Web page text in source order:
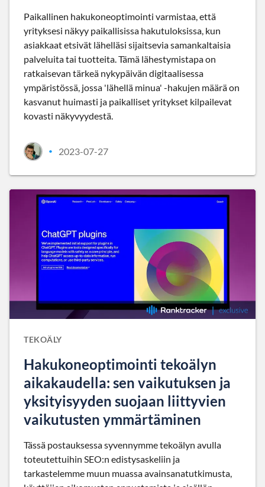
Paikallinen hakukoneoptimointi varmistaa, että
yrityksesi näkyy paikallisissa hakutuloksissa, kun
asiakkaat etsivät lähelläsi sijaitsevia samankaltaisia
palveluita tai tuotteita. Tämä lähestymistapa on
ratkaisevan tärkeä nykypäivän digitaalisessa
ympäristössä, jossa 'lähellä minua' -hakujen määrä on
kasvanut huimasti ja paikalliset yritykset kilpailevat
kovasti näkyvyydestä.
• 2023-07-27
TEKOÄLY
Hakukoneoptimointi tekoälyn
aikakaudella: sen vaikutuksen ja
yksityisyyden suojaan liittyvien
vaikutusten ymmärtäminen
Tässä postauksessa syvennymme tekoälyn avulla
toteutettuihin SEO:n edistysaskeliin ja
tarkastelemme muun muassa avainsanatutkimusta,